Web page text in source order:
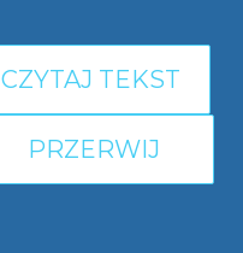
CZYTAJ TEKST
PRZERWIJ